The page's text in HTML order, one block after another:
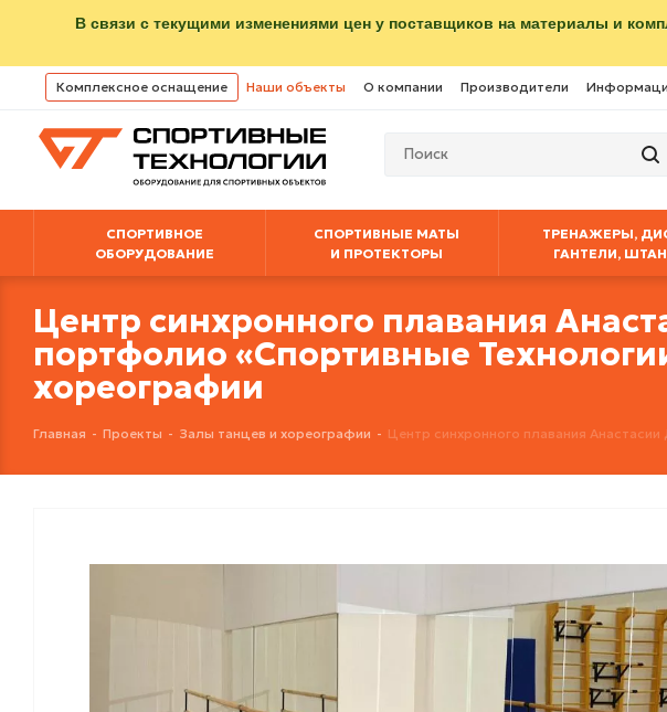
В связи с текущими изменениями цен у поставщиков на материалы и
Комплексное оснащение Наши объекты О компании Производители
СПОРТИВНОЕ
ОБОРУДОВАНИЕ
СПОРТИВНЫЕ МАТЫ
И ПРОТЕКТОРЫ
ТРЕНАЖЕРЫ,
ГАНТЕЛИ,
Центр синхронного плавания
портфолио «Спортивные
хореографии
Главная - Проекты - Залы танцев и хореографии - Центр синхронного плавания